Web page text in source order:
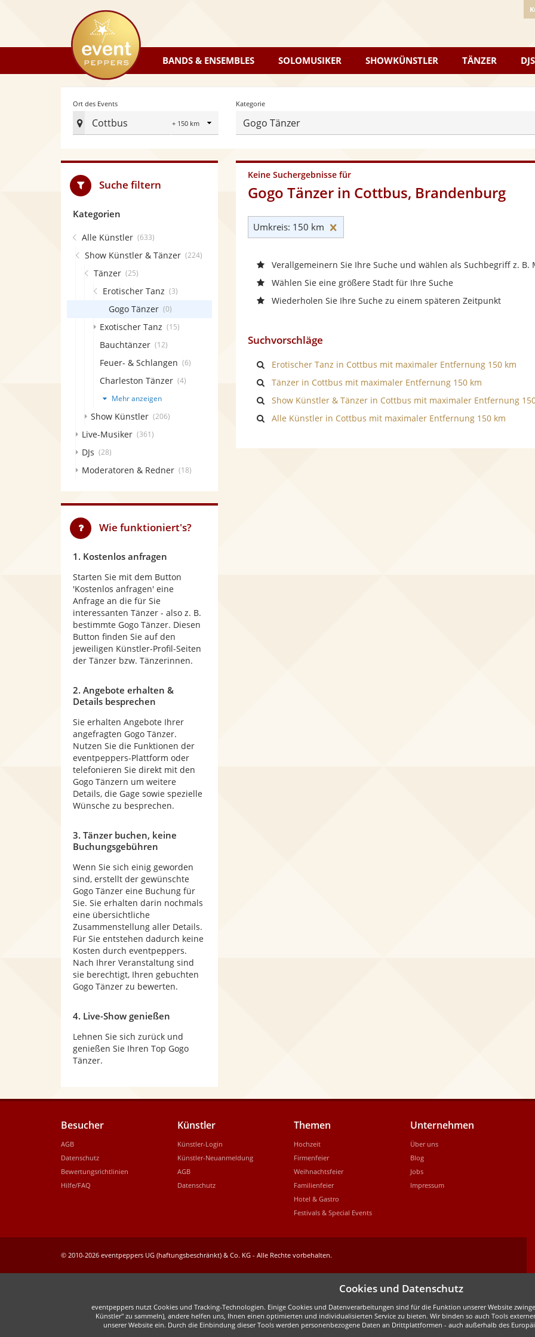
eventpeppers
BANDS & ENSEMBLES SOLOMUSIKER SHOWKÜNSTLER TÄNZER DJS
Ort des Events
Cottbus
Radius
Ort
Events
festlegen
Kategorie
Gogo Tänzer
Keine Suchergebnisse für
Gogo Tänzer in Cottbus, Brandenburg
Umkreis: 150 km
Verallgemeinern Sie Ihre Suche und wählen als Suchbegriff z. B.
Wählen Sie eine größere Stadt für Ihre Suche
Wiederholen Sie Ihre Suche zu einem späteren Zeitpunkt
Suchvorschläge
Erotischer Tanz in Cottbus mit maximaler Entfernung 150 km
Tänzer in Cottbus mit maximaler Entfernung 150 km
Show Künstler & Tänzer in Cottbus mit maximaler Entfernung
Alle Künstler in Cottbus mit maximaler Entfernung 150 km
Suche filtern
Kategorien
Alle Künstler (633)
Show Künstler & Tänzer (224)
Tänzer (25)
Erotischer Tanz (3)
Gogo Tänzer (0)
Exotischer Tanz (15)
Bauchtänzer (12)
Feuer- & Schlangen (6)
Charleston Tänzer (4)
Mehr anzeigen
Show Künstler (206)
Live-Musiker (361)
DJs (28)
Moderatoren & Redner (18)
Wie funktioniert's?
1. Kostenlos anfragen
Starten Sie mit dem Button
'Kostenlos anfragen' eine
Anfrage an die für Sie
interessanten Tänzer - also z. B.
bestimmte Gogo Tänzer. Diesen
Button finden Sie auf den
jeweiligen Künstler-Profil-Seiten
der Tänzer bzw. Tänzerinnen.
2. Angebote erhalten &
Details besprechen
Sie erhalten Angebote Ihrer
angefragten Gogo Tänzer.
Nutzen Sie die Funktionen der
eventpeppers-Plattform oder
telefonieren Sie direkt mit den
Gogo Tänzern um weitere
Details, die Gage sowie spezielle
Wünsche zu besprechen.
3. Tänzer buchen, keine
Buchungsgebühren
Wenn Sie sich einig geworden
sind, erstellt der gewünschte
Gogo Tänzer eine Buchung für
Sie. Sie erhalten darin nochmals
eine übersichtliche
Zusammenstellung aller Details.
Für Sie entstehen dadurch keine
Kosten durch eventpeppers.
Nach Ihrer Veranstaltung sind
sie berechtigt, Ihren gebuchten
Gogo Tänzer zu bewerten.
4. Live-Show genießen
Lehnen Sie sich zurück und
genießen Sie Ihren Top Gogo
Tänzer.
Besucher
AGB
Datenschutz
Bewertungsrichtlinien
Hilfe/FAQ
Künstler
Künstler-Login
Künstler-Neuanmeldung
AGB
Datenschutz
Themen
Hochzeit
Firmenfeier
Weihnachtsfeier
Familienfeier
Hotel & Gastro
Festivals & Special Events
Unternehmen
Über uns
Blog
Jobs
Impressum
© 2010-2026 eventpeppers UG (haftungsbeschränkt) & Co. KG - Alle Rechte vorbehalten.
Cookies und Datenschutz
eventpeppers nutzt Cookies und Tracking-Technologien. Einige Cookies und Datenverarbeitungen sind für die Funktion unserer Website
Künstler" zu sammeln), andere helfen uns, Ihnen einen optimierten und individualisierten Service zu bieten. Wir binden so auch Tools
unserer Website ein. Durch die Einbindung dieser Tools werden personenbezogene Daten an Drittplattformen - auch außerhalb des